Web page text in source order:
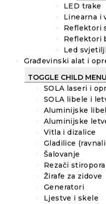
LED trake
Linearna i
Reflektori
Reflektori
Led
Građevinski alat i
TOGGLE CHILD MENU
SOLA laseri i
SOLA libele i
Aluminijske
Aluminijske
Vitla i dizalice
Gladilice
Šalovanje
Rezači stiropora
Žirafe za zidove
Generatori
Ljestve i skele